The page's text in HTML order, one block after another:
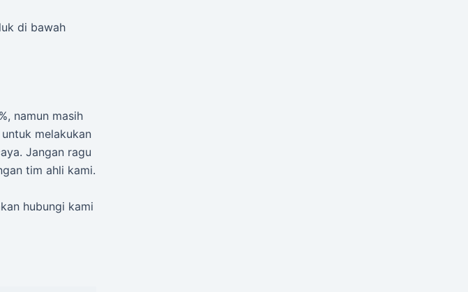
di bawah
namun masih
melakukan
Jangan ragu
tim ahli kami.
hubungi kami